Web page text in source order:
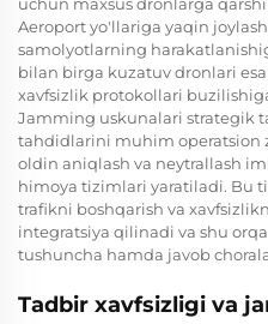
Aeroport yo'llariga yaqin
samolyotlarning
bilan birga kuzatuv dronlari
xavfsizlik protokollari
Jamming uskunalari strategik
tahdidlarini muhim operatsion
oldin aniqlash va neytrallash
himoya tizimlari yaratiladi. Bu
trafikni boshqarish va
integratsiya qilinadi va shu
tushuncha hamda javob
Tadbir xavfsizligi va